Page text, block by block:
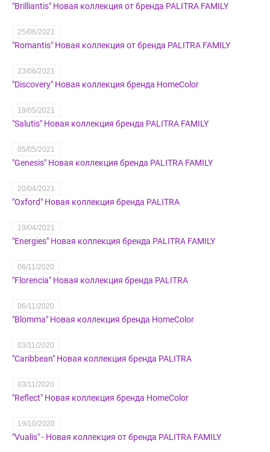
"Brilliantis" Новая коллекция от бренда PALITRA FAMILY
25/06/2021
"Romantis" Новая коллекция от бренда PALITRA FAMILY
23/06/2021
"Discovery" Новая коллекция бренда HomeColor
19/05/2021
"Salutis" Новая коллекция бренда PALITRA FAMILY
05/05/2021
"Genesis" Новая коллекция бренда PALITRA FAMILY
20/04/2021
"Oxford" Новая коллекция бренда PALITRA
19/04/2021
"Energies" Новая коллекция бренда PALITRA FAMILY
06/11/2020
"Florencia" Новая коллекция бренда PALITRA
06/11/2020
"Blomma" Новая коллекция бренда HomeColor
03/11/2020
"Caribbean" Новая коллекция бренда PALITRA
03/11/2020
"Reflect" Новая коллекция бренда HomeColor
19/10/2020
"Vualis" - Новая коллекция от бренда PALITRA FAMILY